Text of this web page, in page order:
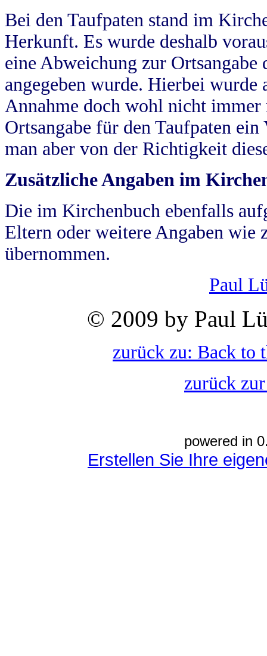
Bei den Taufpaten stand im
Herkunft. Es wurde deshalb
eine Abweichung zur
angegeben wurde. Hierbei wurde
Annahme doch wohl nicht
Ortsangabe für den Taufpaten
man aber von der Richtigkeit
Zusätzliche Angaben im
Die im Kirchenbuch ebenfalls
Eltern oder weitere Angaben wie
übernommen.
Paul
© 2009 by Paul
zurück zu: Back to
zurück
powered in
Erstellen Sie Ihre